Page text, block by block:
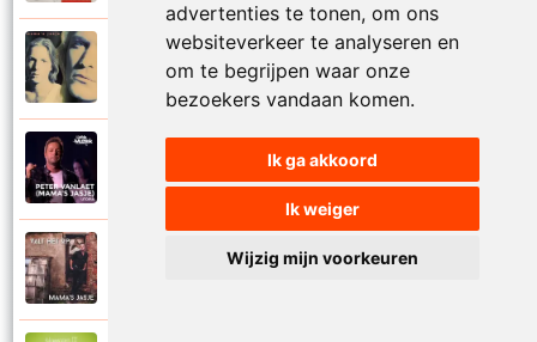
advertenties te tonen, om ons
websiteverkeer te analyseren en
om te begrijpen waar onze
bezoekers vandaan komen.
Ik ga akkoord
Ik weiger
Wijzig mijn voorkeuren
Mamas Jasje
Troebele tijden